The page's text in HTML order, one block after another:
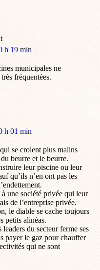
h 19 min
municipales ne
fréquentées.
h 01 min
se croient plus malins
beurre et le beurre.
leur piscine ou leur
qu’ils n’en ont pas les
une société privée qui leur
de l’entreprise privée.
le diable se cache toujours
petits alinéas.
du secteur ferme ses
payer le gaz pour chauffer
qui ne sont